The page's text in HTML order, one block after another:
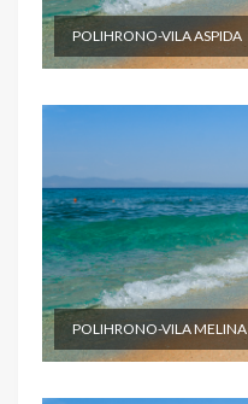
POLIHRONO-VILA ASPIDA
POLIHRONO-VILA MELINA